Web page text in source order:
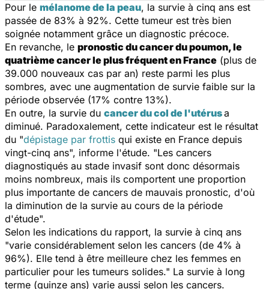
Pour le mélanome de la peau, la survie à cinq ans est
passée de 83% à 92%. Cette tumeur est très bien
soignée notamment grâce un diagnostic précoce.
En revanche, le pronostic du cancer du poumon, le
quatrième cancer le plus fréquent en France (plus de
39.000 nouveaux cas par an) reste parmi les plus
sombres, avec une augmentation de survie faible sur la
période observée (17% contre 13%).
En outre, la survie du cancer du col de l'utérusa
diminué. Paradoxalement, cette indicateur est le résultat
du "dépistage par frottis qui existe en France depuis
vingt-cinq ans", informe l'étude. "Les cancers
diagnostiqués au stade invasif sont donc désormais
moins nombreux, mais ils comportent une proportion
plus importante de cancers de mauvais pronostic, d'où
la diminution de la survie au cours de la période
d'étude".
Selon les indications du rapport, la survie à cinq ans
"varie considérablement selon les cancers (de 4% à
96%). Elle tend à être meilleure chez les femmes en
particulier pour les tumeurs solides." La survie à long
terme (quinze ans) varie aussi selon les cancers.